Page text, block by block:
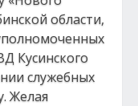
области,
Кусинского
служебных
Желая